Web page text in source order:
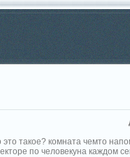
это такое? комната чемто
по человекуна каждом